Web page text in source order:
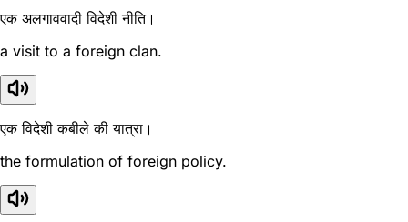
एक अलगाववादी विदेशी नीति।
a visit to a foreign clan.
एक विदेशी कबीले की यात्रा।
the formulation of foreign policy.